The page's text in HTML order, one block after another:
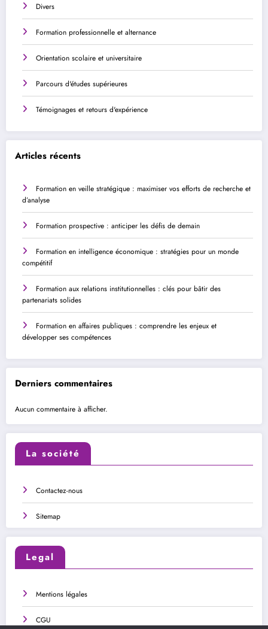
Divers
Formation professionnelle et alternance
Orientation scolaire et universitaire
Parcours d'études supérieures
Témoignages et retours d'expérience
Articles récents
Formation en veille stratégique : maximiser vos efforts de recherche et
d’analyse
Formation prospective : anticiper les défis de demain
Formation en intelligence économique : stratégies pour un monde
compétitif
Formation aux relations institutionnelles : clés pour bâtir des
partenariats solides
Formation en affaires publiques : comprendre les enjeux et
développer ses compétences
Derniers commentaires
Aucun commentaire à afficher.
La société
Contactez-nous
Sitemap
Legal
Mentions légales
CGU